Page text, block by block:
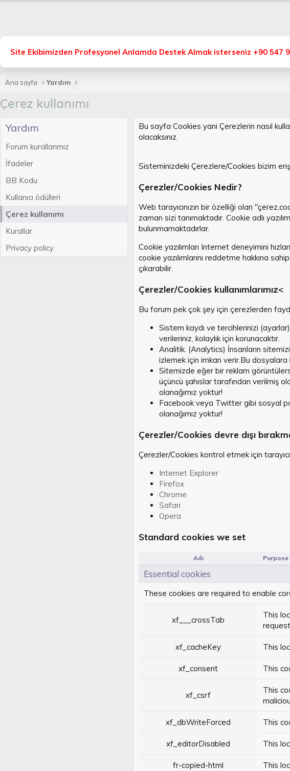
Site Ekibimizden Profesyonel Anlamda Destek Almak isterseniz +90 547
Ana sayfa Yardım
Çerez kullanımı
Yardım
Forum kurallarımız
İfadeler
BB Kodu
Kullanıcı ödülleri
Çerez kullanımı
Kurallar
Privacy policy
Bu sayfa Cookies yani Çerezlerin nasıl
olacaksınız.
Sisteminizdeki Çerezlere/Cookies bizim
Çerezler/Cookies Nedir?
Web tarayıcınızın bir özelliği olan
zaman sizi tanımaktadır. Cookie adlı
bulunmamaktadırlar.
Cookie yazılımları Internet deneyimini
cookie yazılımlarını reddetme hakkına
çıkarabilir.
Çerezler/Cookies kullanımlarımız<
Bu forum pek çok şey için çerezlerden
Sistem kaydı ve tercihlerinizi (ayarlar)
verileriniz, kolaylık için korunacaktır.
Analitik. (Analytics) İnsanların
izlemek için imkan verir.Bu dosyalara
Sitemizde eğer bir reklam
üçüncü şahıslar tarafından verilmiş
olanağımız yoktur!
Facebook veya Twitter gibi sosyal
olanağımız yoktur!
Çerezler/Cookies devre dışı
Çerezler/Cookies kontrol etmek için
Internet Explorer
Firefox
Chrome
Safari
Opera
Standard cookies we set
Adı Purpose
Essential cookies
These cookies are required to enable
xf___crossTab
This
xf_cacheKey This
xf_consent This
xf_csrf
This
xf_dbWriteForced This
xf_editorDisabled This
fr-copied-html This